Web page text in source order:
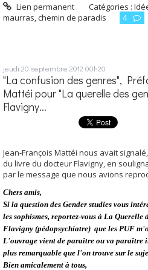
Lien permanent Catégories :
maurras,chemin de paradis 4
jeudi 20 septembre 2012 00h20
"La confusion des genres",
Mattéi pour "La querelle des
Flavigny...
Jean-François Mattéi nous avait
du livre du docteur Flavigny, en
par le message que nous avions
Chers amis,
Si la question des Gender studies vous
les sophismes, reportez-vous à La
Flavigny (pédopsychiatre) que les PUF
L'ouvrage vient de paraître ou va paraître
plus remarquable que l'on trouve sur le
Bien amicalement à tous,